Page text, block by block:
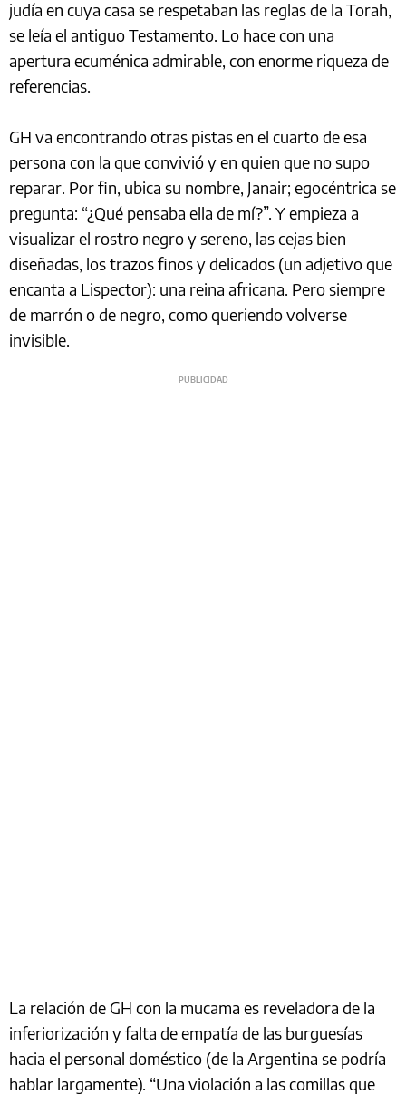
judía en cuya casa se respetaban las reglas de la Torah,
se leía el antiguo Testamento. Lo hace con una
apertura ecuménica admirable, con enorme riqueza de
referencias.
GH va encontrando otras pistas en el cuarto de esa
persona con la que convivió y en quien que no supo
reparar. Por fin, ubica su nombre, Janair; egocéntrica se
pregunta: “¿Qué pensaba ella de mí?”. Y empieza a
visualizar el rostro negro y sereno, las cejas bien
diseñadas, los trazos finos y delicados (un adjetivo que
encanta a Lispector): una reina africana. Pero siempre
de marrón o de negro, como queriendo volverse
invisible.
La relación de GH con la mucama es reveladora de la
inferiorización y falta de empatía de las burguesías
hacia el personal doméstico (de la Argentina se podría
hablar largamente). “Una violación a las comillas que